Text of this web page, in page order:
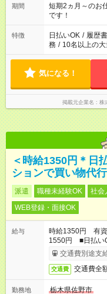
※週最低15時間以
期間
短期2ヵ月～のお
です！
特徴 日払いOK / 履歴
務 / 10名以上の
気になる！
掲載元企業名 株
＜時給1350円＊日
ションで買い物代
派遣 職種未経験OK 社会
WEB登録・面接OK
給与
時給1350円 有
1550円 ■日払い
交通費別途支
交通費 交通費全
勤務地
栃木県佐野市